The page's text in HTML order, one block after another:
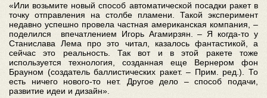
«Или возьмите новый способ автоматической посадки ракет в
точку отправления на столбе пламени. Такой эксперимент
недавно успешно провела частная американская компания, –
поделился впечатлением Игорь Агамирзян. – Я когда-то у
Станислава Лема про это читал, казалось фантастикой, а
сейчас это реальность. Так вот и в этой ракете тоже
используется технология, созданная еще Вернером фон
Брауном (создатель баллистических ракет. – Прим. ред.). То
есть ничего нового-то нет. Другое дело – способ подачи,
развитие идеи и дизайн».